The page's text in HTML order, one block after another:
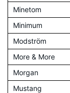
Minetom
Minimum
Modström
More & More
Morgan
Mustang